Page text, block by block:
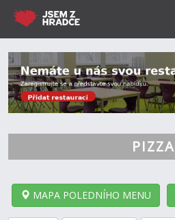
PIZZA
MAPA POLEDNÍHO MENU